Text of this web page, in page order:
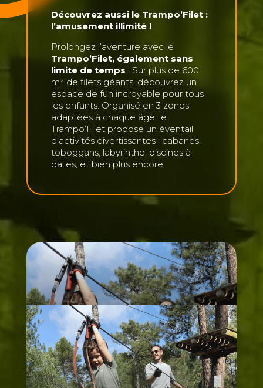
Découvrez aussi le Trampo’Filet :
l’amusement illimité !
Prolongez l’aventure avec le
Trampo’Filet, également sans
limite de temps ! Sur plus de 600
m² de filets géants, découvrez un
espace de fun incroyable pour tous
les enfants. Organisé en 3 zones
adaptées à chaque âge, le
Trampo’Filet propose un éventail
d’activités divertissantes : cabanes,
toboggans, labyrinthe, piscines à
balles, et bien plus encore.